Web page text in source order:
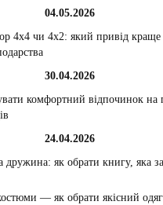
04.05.2026
4х4 чи 4х2: який привід краще
30.04.2026
комфортний відпочинок на
24.04.2026
дружина: як обрати книгу, яка
— як обрати якісний